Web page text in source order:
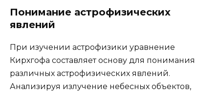
Понимание астрофизических
явлений
При изучении астрофизики уравнение
Кирхгофа составляет основу для понимания
различных астрофизических явлений.
Анализируя излучение небесных объектов,